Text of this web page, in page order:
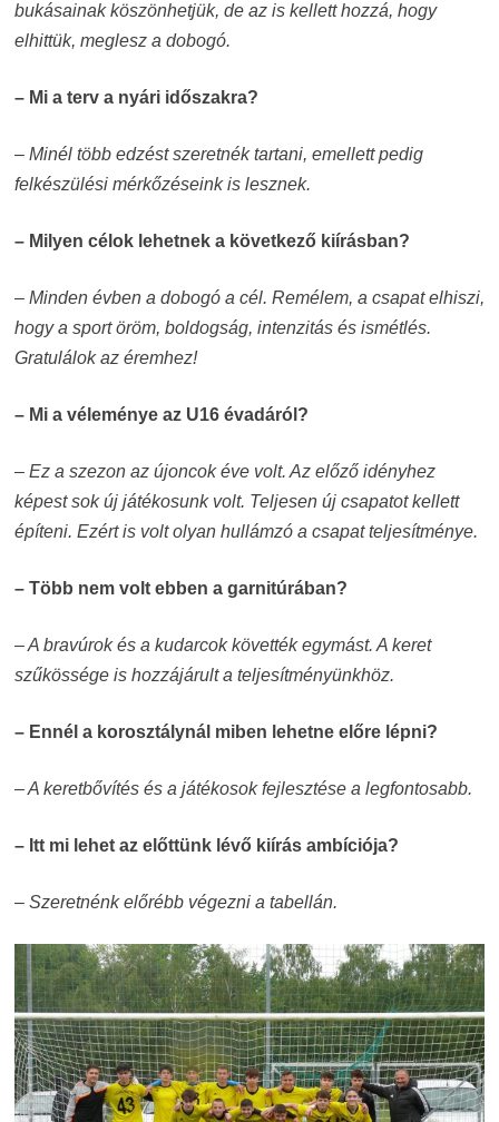
bukásainak köszönhetjük, de az is kellett hozzá, hogy
elhittük, meglesz a dobogó.
– Mi a terv a nyári időszakra?
– Minél több edzést szeretnék tartani, emellett pedig
felkészülési mérkőzéseink is lesznek.
– Milyen célok lehetnek a következő kiírásban?
– Minden évben a dobogó a cél. Remélem, a csapat elhiszi,
hogy a sport öröm, boldogság, intenzitás és ismétlés.
Gratulálok az éremhez!
– Mi a véleménye az U16 évadáról?
– Ez a szezon az újoncok éve volt. Az előző idényhez
képest sok új játékosunk volt. Teljesen új csapatot kellett
építeni. Ezért is volt olyan hullámzó a csapat teljesítménye.
– Több nem volt ebben a garnitúrában?
– A bravúrok és a kudarcok követték egymást. A keret
szűkössége is hozzájárult a teljesítményünkhöz.
– Ennél a korosztálynál miben lehetne előre lépni?
– A keretbővítés és a játékosok fejlesztése a legfontosabb.
– Itt mi lehet az előttünk lévő kiírás ambíciója?
– Szeretnénk előrébb végezni a tabellán.